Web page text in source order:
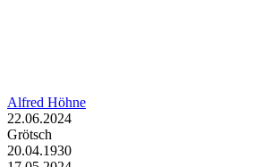
Alfred Höhne
22.06.2024
Grötsch
20.04.1930